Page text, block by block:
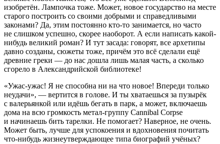
изобретён. Лампочка тоже. Может, новое государство на месте
старого построить со своими добрыми и справедливыми
законами? Да, этим постоянно кто-то занимается, но часто
не слишком успешно, скорее наоборот. А если написать какой-
нибудь великий роман? И тут засада: говорят, все архетипы
давно созданы, сюжеты тоже, причём это всё сделали ещё
древние греки — до нас дошла лишь малая часть, а сколько
сгорело в Александрийской библиотеке!
«Ужас-ужас! Я не способна ни на что новое! Впереди только
неудачи», — вертится в голове. И ты хватаешься за пузырёк
с валерьянкой или идёшь бегать в парк, а может, включаешь
дома на всю громкость метал-группу Cannibal Сorpse
и начинаешь бить тарелки. Не помогает? Наверное, не очень.
Может быть, лучше для успокоения и вдохновения почитать
что-нибудь жизнеутверждающее типа биографий учёных?